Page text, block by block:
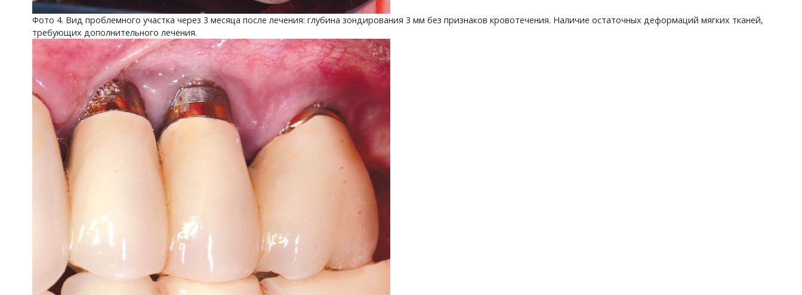
Фото 4. Вид проблемного участка через 3 месяца после лечения: глубина зондирования 3 мм без признаков кровотечения. Наличие остаточных деформаций мягких тканей,
требующих дополнительного лечения.